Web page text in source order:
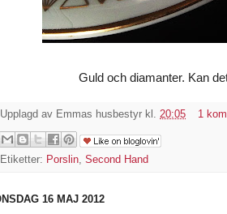
Guld och diamanter. Kan
Upplagd av Emmas husbestyr kl. 20:05 1
Etiketter: Porslin, Second Hand
16 MAJ 2012